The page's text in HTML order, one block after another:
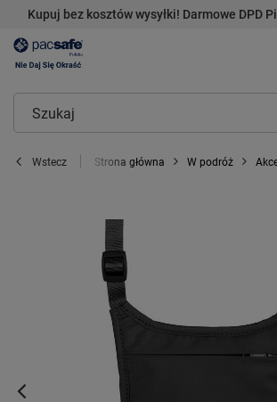
Kupuj bez kosztów wysyłki! Darmowe DPD
Wstecz Strona główna W podróż